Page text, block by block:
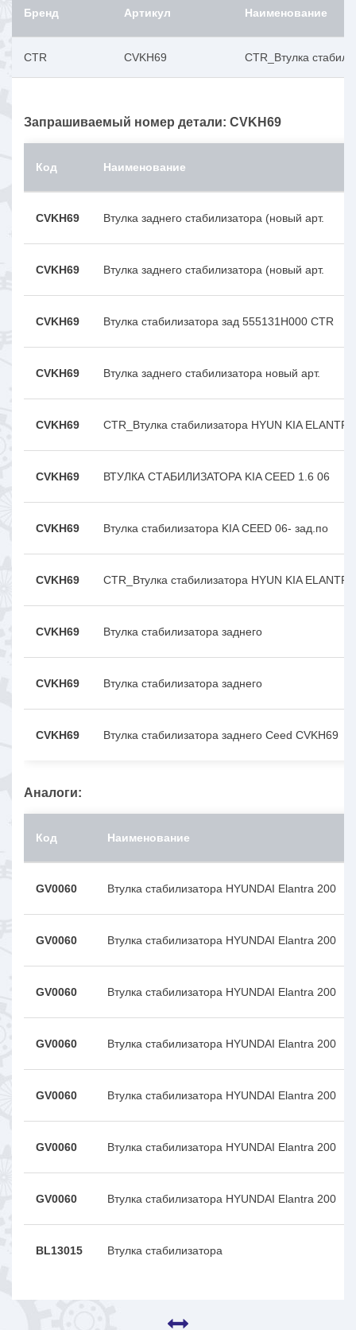
Бренд Артикул Наименование
CTR CVKH69 CTR_Втулка
Запрашиваемый номер детали: CVKH69
Код Наименование
CVKH69 Втулка заднего стабилизатора (новый арт.
CVKH69 Втулка заднего стабилизатора (новый арт.
CVKH69 Втулка стабилизатора зад 555131H000 CTR
CVKH69 Втулка заднего стабилизатора новый арт.
CVKH69 CTR_Втулка стабилизатора HYUN KIA ELANTR
CVKH69 ВТУЛКА СТАБИЛИЗАТОРА KIA CEED 1.6 06
CVKH69 Втулка стабилизатора KIA CEED 06- зад.по
CVKH69 CTR_Втулка стабилизатора HYUN KIA ELANTR
CVKH69 Втулка стабилизатора заднего
CVKH69 Втулка стабилизатора заднего
CVKH69 Втулка стабилизатора заднего Ceed CVKH69
Аналоги:
Код Наименование
GV0060 Втулка стабилизатора HYUNDAI Elantra 200
GV0060 Втулка стабилизатора HYUNDAI Elantra 200
GV0060 Втулка стабилизатора HYUNDAI Elantra 200
GV0060 Втулка стабилизатора HYUNDAI Elantra 200
GV0060 Втулка стабилизатора HYUNDAI Elantra 200
GV0060 Втулка стабилизатора HYUNDAI Elantra 200
GV0060 Втулка стабилизатора HYUNDAI Elantra 200
BL13015 Втулка стабилизатора